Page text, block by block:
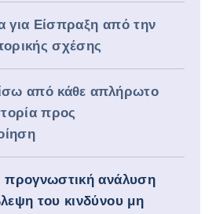
για Είσπραξη από την
σχέσης
από κάθε απλήρωτο
προς
προγνωστική ανάλυση
του κινδύνου μη